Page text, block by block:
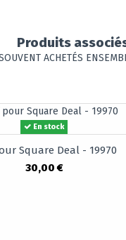
Produits
ACHETÉS
En stock
Square Deal - 19970
30,00 €